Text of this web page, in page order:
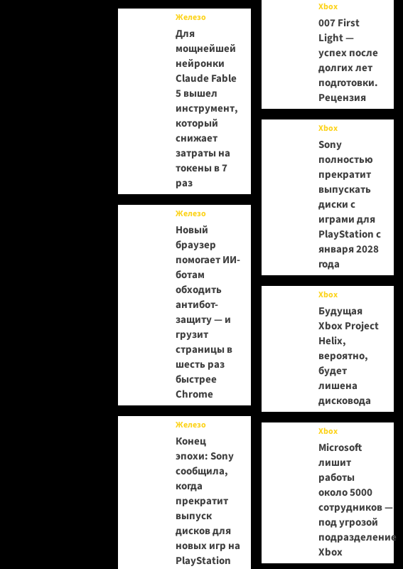
Железо
Для
мощнейшей
нейронки
Claude Fable
5 вышел
инструмент,
который
снижает
затраты на
токены в 7
раз
Железо
Новый
браузер
помогает ИИ-
ботам
обходить
антибот-
защиту — и
грузит
страницы в
шесть раз
быстрее
Chrome
Железо
Конец
эпохи: Sony
сообщила,
когда
прекратит
выпуск
дисков для
новых игр на
PlayStation
Xbox
007 First
Light —
успех после
долгих лет
подготовки.
Рецензия
Xbox
Sony
полностью
прекратит
выпускать
диски с
играми для
PlayStation с
января 2028
года
Xbox
Будущая
Xbox Project
Helix,
вероятно,
будет
лишена
дисковода
Xbox
Microsoft
лишит
работы
около 5000
сотрудников —
под угрозой
подразделение
Xbox